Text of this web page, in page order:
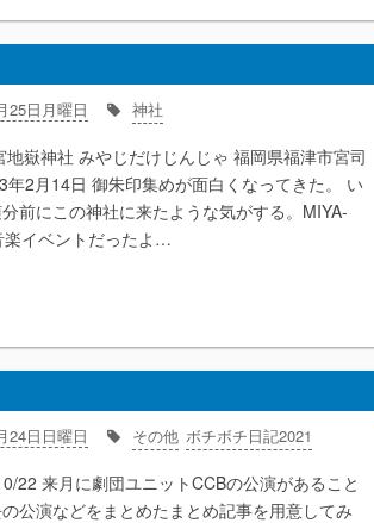
25日月曜日 神社
地嶽神社 みやじだけじんじゃ 福岡県福津市宮司
年2月14日 御朱印集めが面白くなってきた。 い
前にこの神社に来たような気がする。MIYA-
楽イベントだったよ…
24日日曜日 その他 ボチボチ日記2021
22 来月に劇団ユニットCCBの公演があること
公演などをまとめたまとめ記事を用意してみ